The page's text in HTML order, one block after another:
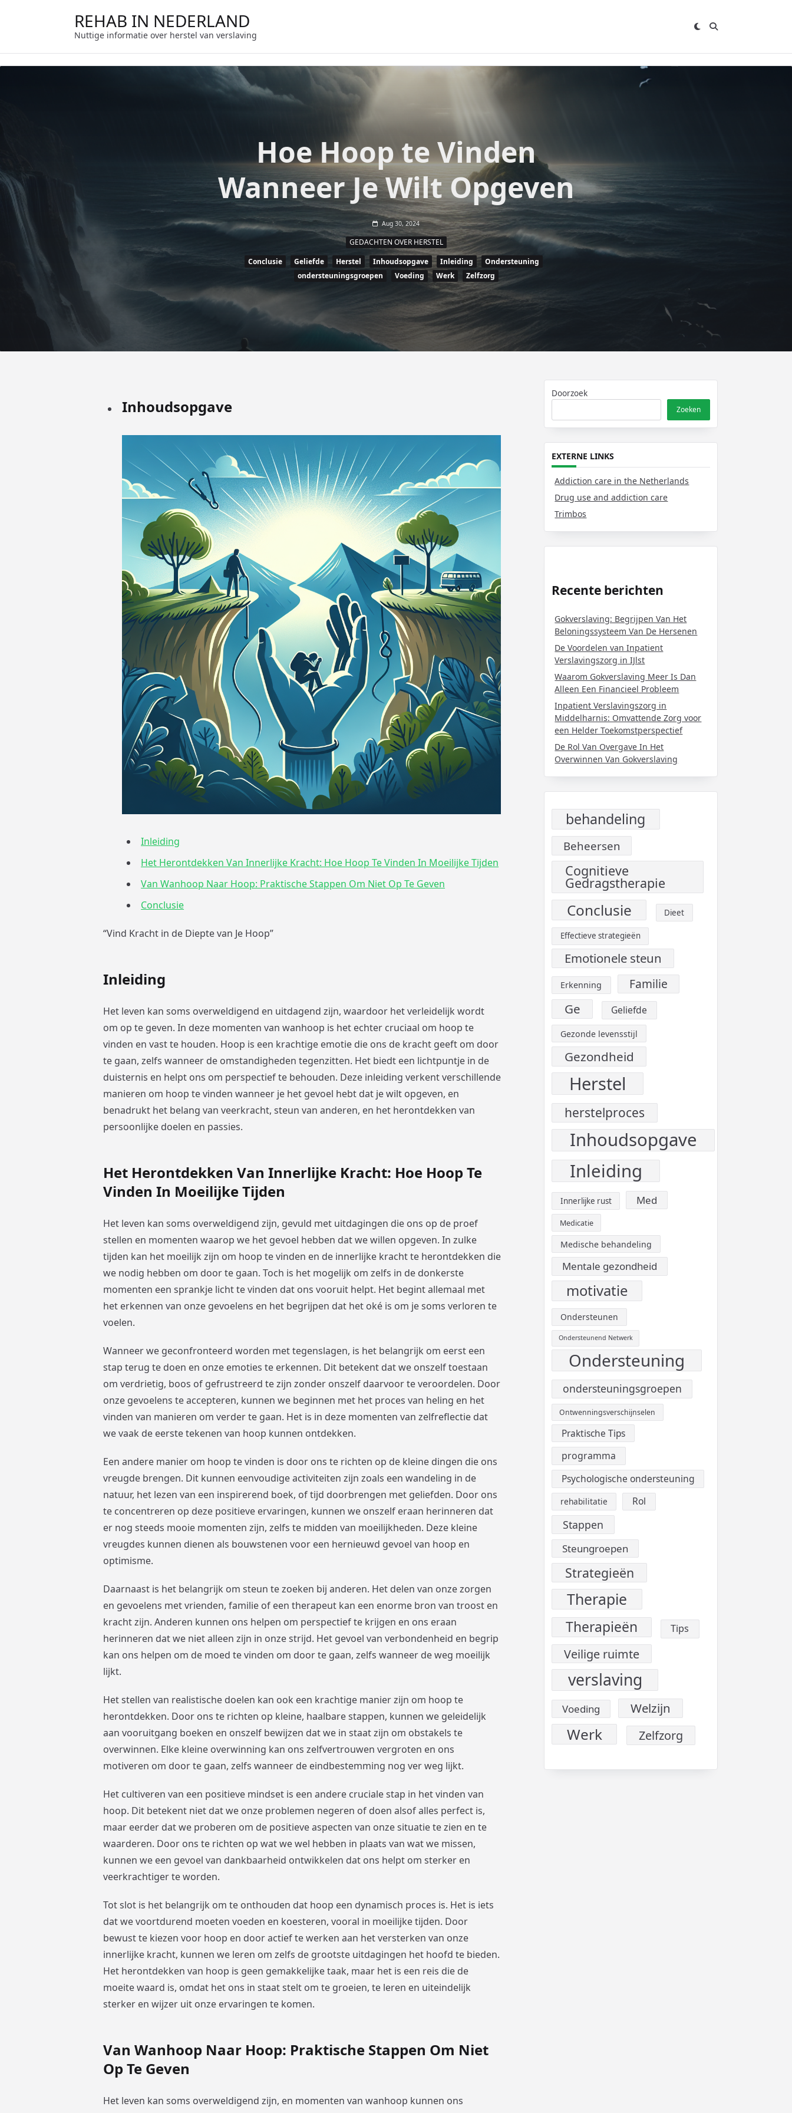
REHAB IN NEDERLAND
Nuttige informatie over herstel van verslaving
Hoe Hoop te Vinden
Wanneer Je Wilt Opgeven
Aug 30, 2024
GEDACHTEN OVER HERSTEL
Conclusie
Geliefde Herstel Inhoudsopgave Inleiding
Ondersteuning
ondersteuningsgroepen
Voeding Werk Zelfzorg
Inhoudsopgave
Inleiding
Het Herontdekken Van Innerlijke Kracht: Hoe Hoop Te Vinden In Moeilijke Tijden
Van Wanhoop Naar Hoop: Praktische Stappen Om Niet Op Te Geven
Conclusie
“Vind Kracht in de Diepte van Je Hoop”
Inleiding
Het leven kan soms overweldigend en uitdagend zijn, waardoor het verleidelijk wordt
om op te geven. In deze momenten van wanhoop is het echter cruciaal om hoop te
vinden en vast te houden. Hoop is een krachtige emotie die ons de kracht geeft om door
te gaan, zelfs wanneer de omstandigheden tegenzitten. Het biedt een lichtpuntje in de
duisternis en helpt ons om perspectief te behouden. Deze inleiding verkent verschillende
manieren om hoop te vinden wanneer je het gevoel hebt dat je wilt opgeven, en
benadrukt het belang van veerkracht, steun van anderen, en het herontdekken van
persoonlijke doelen en passies.
Het Herontdekken Van Innerlijke Kracht: Hoe Hoop Te
Vinden In Moeilijke Tijden
Het leven kan soms overweldigend zijn, gevuld met uitdagingen die ons op de proef
stellen en momenten waarop we het gevoel hebben dat we willen opgeven. In zulke
tijden kan het moeilijk zijn om hoop te vinden en de innerlijke kracht te herontdekken die
we nodig hebben om door te gaan. Toch is het mogelijk om zelfs in de donkerste
momenten een sprankje licht te vinden dat ons vooruit helpt. Het begint allemaal met
het erkennen van onze gevoelens en het begrijpen dat het oké is om je soms verloren te
voelen.
Wanneer we geconfronteerd worden met tegenslagen, is het belangrijk om eerst een
stap terug te doen en onze emoties te erkennen. Dit betekent dat we onszelf toestaan
om verdrietig, boos of gefrustreerd te zijn zonder onszelf daarvoor te veroordelen. Door
onze gevoelens te accepteren, kunnen we beginnen met het proces van heling en het
vinden van manieren om verder te gaan. Het is in deze momenten van zelfreflectie dat
we vaak de eerste tekenen van hoop kunnen ontdekken.
Een andere manier om hoop te vinden is door ons te richten op de kleine dingen die ons
vreugde brengen. Dit kunnen eenvoudige activiteiten zijn zoals een wandeling in de
natuur, het lezen van een inspirerend boek, of tijd doorbrengen met geliefden. Door ons
te concentreren op deze positieve ervaringen, kunnen we onszelf eraan herinneren dat
er nog steeds mooie momenten zijn, zelfs te midden van moeilijkheden. Deze kleine
vreugdes kunnen dienen als bouwstenen voor een hernieuwd gevoel van hoop en
optimisme.
Daarnaast is het belangrijk om steun te zoeken bij anderen. Het delen van onze zorgen
en gevoelens met vrienden, familie of een therapeut kan een enorme bron van troost en
kracht zijn. Anderen kunnen ons helpen om perspectief te krijgen en ons eraan
herinneren dat we niet alleen zijn in onze strijd. Het gevoel van verbondenheid en begrip
kan ons helpen om de moed te vinden om door te gaan, zelfs wanneer de weg moeilijk
lijkt.
Het stellen van realistische doelen kan ook een krachtige manier zijn om hoop te
herontdekken. Door ons te richten op kleine, haalbare stappen, kunnen we geleidelijk
aan vooruitgang boeken en onszelf bewijzen dat we in staat zijn om obstakels te
overwinnen. Elke kleine overwinning kan ons zelfvertrouwen vergroten en ons
motiveren om door te gaan, zelfs wanneer de eindbestemming nog ver weg lijkt.
Het cultiveren van een positieve mindset is een andere cruciale stap in het vinden van
hoop. Dit betekent niet dat we onze problemen negeren of doen alsof alles perfect is,
maar eerder dat we proberen om de positieve aspecten van onze situatie te zien en te
waarderen. Door ons te richten op wat we wel hebben in plaats van wat we missen,
kunnen we een gevoel van dankbaarheid ontwikkelen dat ons helpt om sterker en
veerkrachtiger te worden.
Tot slot is het belangrijk om te onthouden dat hoop een dynamisch proces is. Het is iets
dat we voortdurend moeten voeden en koesteren, vooral in moeilijke tijden. Door
bewust te kiezen voor hoop en door actief te werken aan het versterken van onze
innerlijke kracht, kunnen we leren om zelfs de grootste uitdagingen het hoofd te bieden.
Het herontdekken van hoop is geen gemakkelijke taak, maar het is een reis die de
moeite waard is, omdat het ons in staat stelt om te groeien, te leren en uiteindelijk
sterker en wijzer uit onze ervaringen te komen.
Van Wanhoop Naar Hoop: Praktische Stappen Om Niet
Op Te Geven
Het leven kan soms overweldigend zijn, en momenten van wanhoop kunnen ons
Doorzoek
Zoeken
EXTERNE LINKS
Addiction care in the Netherlands
Drug use and addiction care
Trimbos
Recente berichten
Gokverslaving: Begrijpen Van Het
Beloningssysteem Van De Hersenen
De Voordelen van Inpatient
Verslavingszorg in IJlst
Waarom Gokverslaving Meer Is Dan
Alleen Een Financieel Probleem
Inpatient Verslavingszorg in
Middelharnis: Omvattende Zorg voor
een Helder Toekomstperspectief
De Rol Van Overgave In Het
Overwinnen Van Gokverslaving
behandeling
Beheersen
Cognitieve
Gedragstherapie
Conclusie Dieet
Effectieve strategieën
Emotionele steun
Erkenning Familie
Ge Geliefde
Gezonde levensstijl
Gezondheid
Herstel
herstelproces
Inhoudsopgave
Inleiding
Innerlijke rust Med
Medicatie
Medische behandeling
Mentale gezondheid
motivatie
Ondersteunen
Ondersteunend Netwerk
Ondersteuning
ondersteuningsgroepen
Ontwenningsverschijnselen
Praktische Tips
programma
Psychologische ondersteuning
rehabilitatie Rol
Stappen
Steungroepen
Strategieën
Therapie
Therapieën Tips
Veilige ruimte
verslaving
Voeding Welzijn
Werk Zelfzorg